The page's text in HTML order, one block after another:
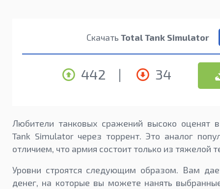
Скачать Total Tank Simulator
442 | 34
Любители танковых сражений высоко оценят
Tank Simulator через торрент. Это аналог
отличием, что армия состоит только из тяжелой
Уровни строятся следующим образом. Вам
денег, на которые вы можете нанять